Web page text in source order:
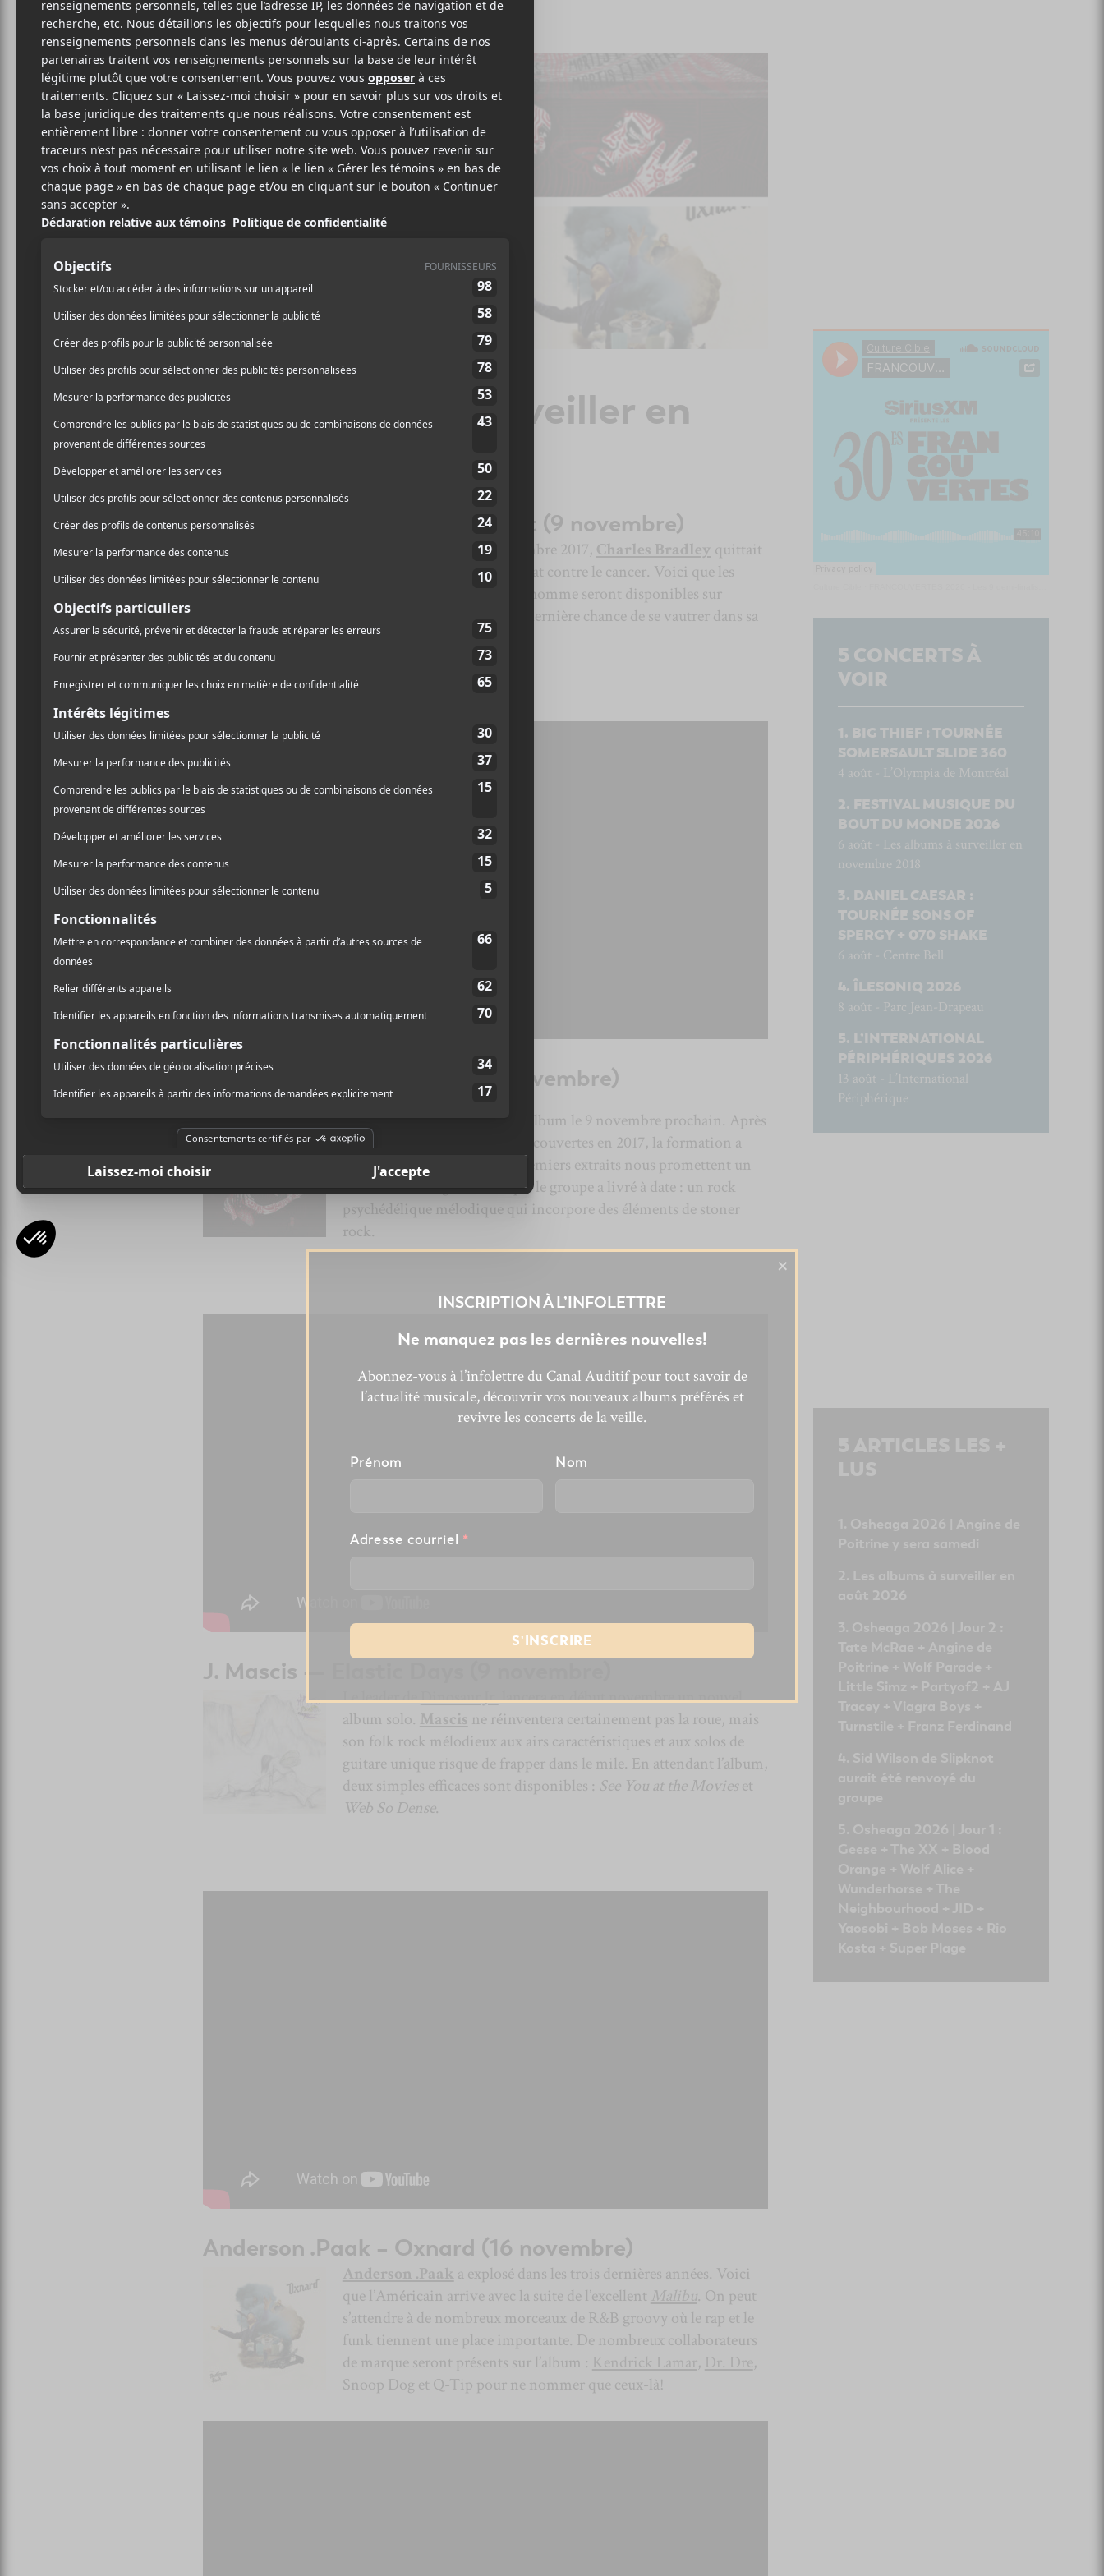
1 NOVEMBRE 2018
PARLOUIS-PHILIPPE
LABRÈCHE
PARTAGER
F
A
C
E
B
O
O
T
W
I
T
T
E
R
P
A
R
T
A
G
E
Les albums à surveiller en
novembre 2018
Charles Bradley — Black Velvet (9 novembre)
Il y a près d’un an, le 23 septembre 2017, Charles Bradley quittait
ce monde après un long combat contre le cancer. Voici que les
derniers enregistrements de l’homme seront disponibles sur
. C’est la dernière chance de se vautrer dans sa
soul puissante et poignante.
Fuudge — Les Matricides (9 novembre)
lancera son premier album le 9 novembre prochain. Après
un passage remarqué aux Francouvertes en 2017, la formation a
lancé un deuxième EP. Les premiers extraits nous promettent un
album dans la lignée de ce que le groupe a livré à date : un rock
psychédélique mélodique qui incorpore des éléments de stoner
rock.
J. Mascis — Elastic Days (9 novembre)
Le leader deDinosaur Jr.lancera en début novembre un nouvel
album solo. Mascis ne réinventera certainement pas la roue, mais
son folk rock mélodieux aux airs caractéristiques et aux solos de
guitare unique risque de frapper dans le mile. En attendant l’album,
deux simples efficaces sont disponibles : See You at the Movieset
Web So Dense.
Anderson .Paak – Oxnard (16 novembre)
Anderson .Paak a explosé dans les trois dernières années. Voici
que l’Américain arrive avec la suite de l’excellent Malibu. On peut
s’attendre à de nombreux morceaux de R&B groovy où le rap et le
funk tiennent une place importante. De nombreux collaborateurs
de marque seront présents sur l’album : Kendrick Lamar, Dr. Dre,
Snoop Dog et Q-Tip pour ne nommer que ceux-là!
5 CONCERTS À
VOIR
BIG THIEF : TOURNÉE
SOMERSAULT SLIDE 360
4 août - L’Olympia de Montréal
FESTIVAL MUSIQUE DU
BOUT DU MONDE 2026
6 août - Les albums à surveiller en
novembre 2018
DANIEL CAESAR :
TOURNÉE SONS OF
SPERGY + 070 SHAKE
6 août - Centre Bell
ÎLESONIQ 2026
8 août - Parc Jean-Drapeau
L’INTERNATIONAL
PÉRIPHÉRIQUES 2026
13 août - L’International
Périphérique
INSCRIPTION À L’INFOLETTRE
Ne manquez pas les dernières nouvelles!
Abonnez-vous à l’infolettre du Canal Auditif pour tout savoir de
l’actualité musicale, découvrir vos nouveaux albums préférés et
revivre les concerts de la veille.
Prénom Nom
Adresse courriel *
×